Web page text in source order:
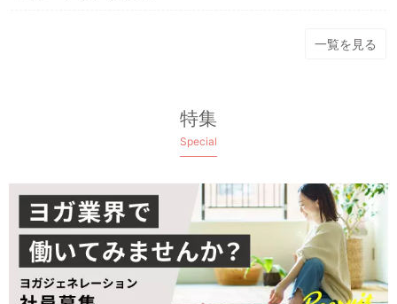
一覧を見る
特集
Special